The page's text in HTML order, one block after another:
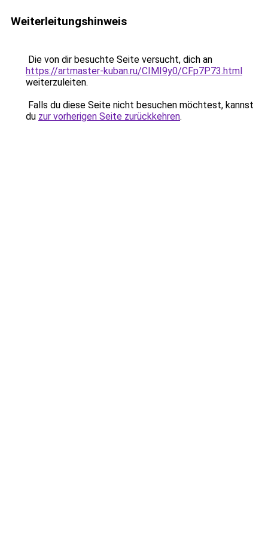
Weiterleitungshinweis
Die von dir besuchte Seite versucht, dich an
https://artmaster-kuban.ru/CIMI9y0/CFp7P73.html
weiterzuleiten.
Falls du diese Seite nicht besuchen möchtest, kannst
du zur vorherigen Seite zurückkehren.